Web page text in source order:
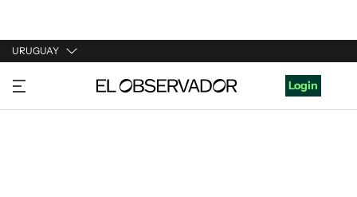
URUGUAY
URUGUAY
ARGENTINA
Login